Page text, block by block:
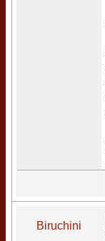
Biruchini